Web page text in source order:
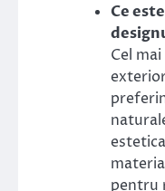
Ce
Cel
pentru